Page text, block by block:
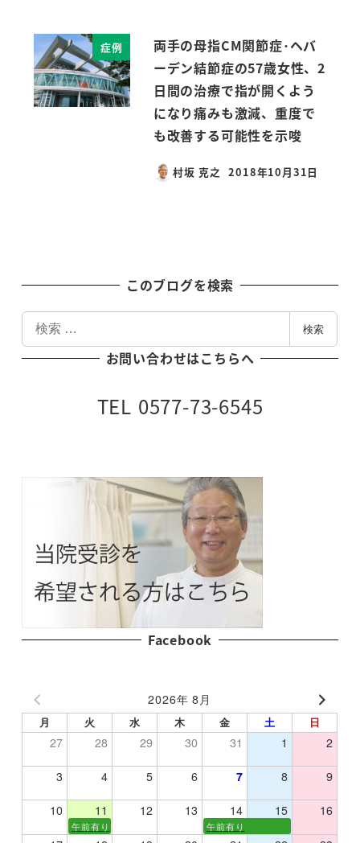
症例
両手の母指CM関節症･ヘバ
ーデン結節症の57歳女性、2
日間の治療で指が開くよう
になり痛みも激減、重度で
も改善する可能性を示唆
村坂 克之
投稿日
2018年10月31日
このブログを検索
索
検索
お問い合わせはこちらへ
TEL 0577-73-6545
Facebook
2026年 8月
月 火 水 木 金 土 日
27 28 29 30 31 1 2
3 4 5 6 7 8 9
10 11 12 13 14 15 16
午前有り 午前有り